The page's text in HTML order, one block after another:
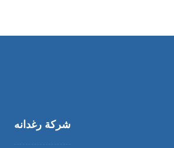
شركة رغدانه